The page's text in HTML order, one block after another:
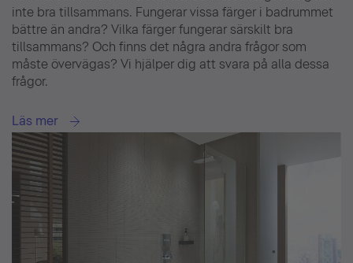
inte bra tillsammans. Fungerar vissa färger i badrummet
bättre än andra? Vilka färger fungerar särskilt bra
tillsammans? Och finns det några andra frågor som
måste övervägas? Vi hjälper dig att svara på alla dessa
frågor.
Läs mer